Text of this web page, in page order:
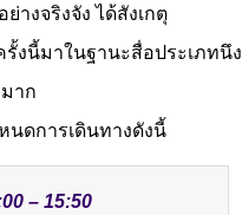
างจริงจัง ได้สังเกตุ
งนี้มาในฐานะสื่อประเภทนึง
าก
นดการเดินทางดังนี้
– 15:50